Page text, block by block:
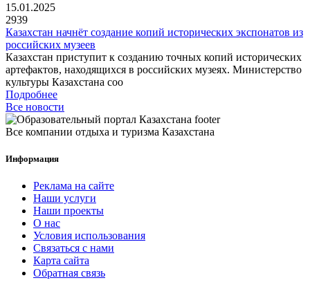
15.01.2025
2939
Казахстан начнёт создание копий исторических экспонатов из
российских музеев
Казахстан приступит к созданию точных копий исторических
артефактов, находящихся в российских музеях. Министерство
культуры Казахстана соо
Подробнее
Все новости
Все компании отдыха и туризма Казахстана
Информация
Реклама на сайте
Наши услуги
Наши проекты
О нас
Условия использования
Связаться с нами
Карта сайта
Обратная связь